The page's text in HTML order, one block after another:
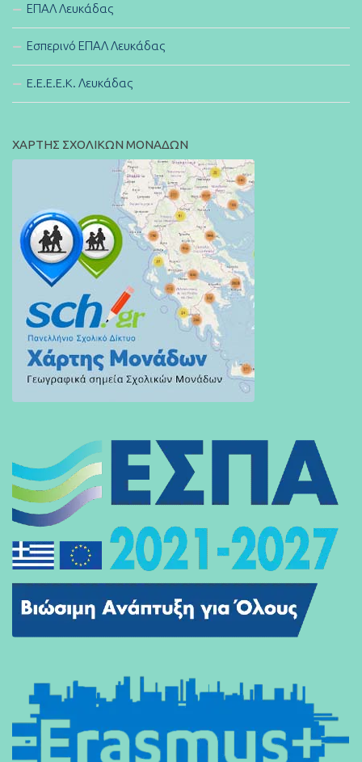
ΕΠΑΛ Λευκάδας
Εσπερινό ΕΠΑΛ Λευκάδας
E.E.E.E.K. Λευκάδας
ΧΑΡΤΗΣ ΣΧΟΛΙΚΩΝ ΜΟΝΑΔΩΝ